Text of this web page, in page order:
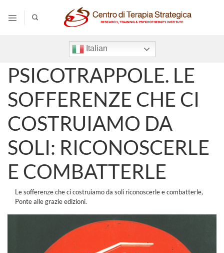
contenuti
Italian
PSICOTRAPPOLE. LE
SOFFERENZE CHE CI
COSTRUIAMO DA
SOLI: RICONOSCERLE
E COMBATTERLE
Le sofferenze che ci costruiamo da soli riconoscerle e combatterle,
Ponte alle grazie edizioni.